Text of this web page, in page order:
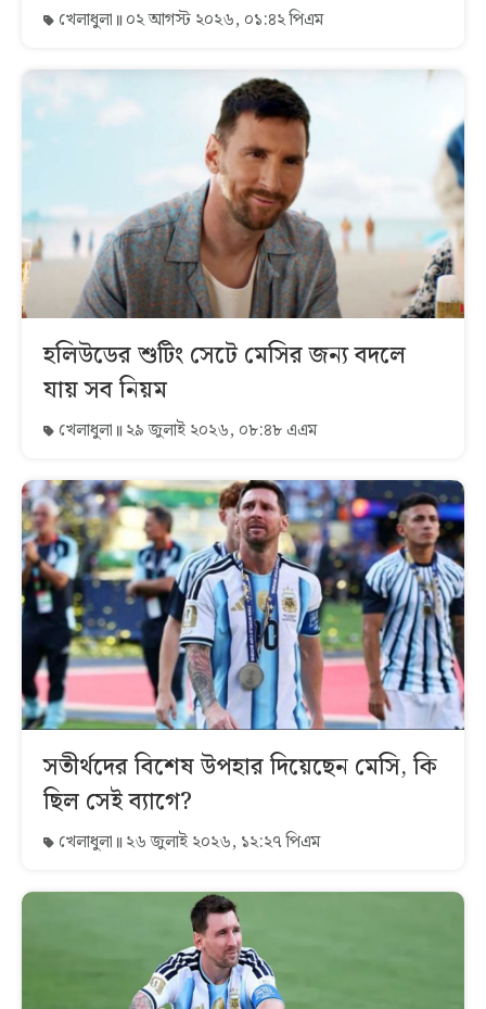
খেলাধুলা ০২ আগস্ট ২০২৬, ০১:৪২ পিএম
হলিউডের শুটিং সেটে মেসির জন্য বদলে
যায় সব নিয়ম
খেলাধুলা ২৯ জুলাই ২০২৬, ০৮:৪৮ এএম
সতীর্থদের বিশেষ উপহার দিয়েছেন মেসি, কি
ছিল সেই ব্যাগে?
খেলাধুলা ২৬ জুলাই ২০২৬, ১২:২৭ পিএম